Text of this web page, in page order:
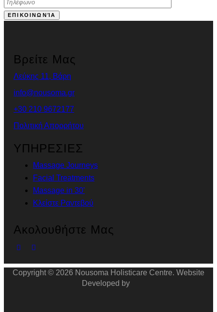
Βρείτε Μας
Λεύκης 11, Βάρη
info@nousoma.gr
+30 210 9672177
Πολιτική Απορρήτου
ΥΠΗΡΕΣΙΕΣ
Massage Journeys
Facial Treatments
Massage in 30'
Κλείστε Ραντεβού
Ακολουθήστε Μας
Copyright © 2026 Νοusoma Holisticare Centre. Website
Developed by